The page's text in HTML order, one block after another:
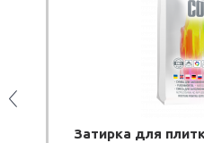
Затирка для